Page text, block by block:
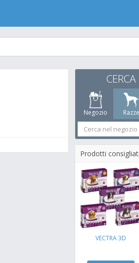
Negozio Razze
Prodotti consigliati
VECTRA 3D